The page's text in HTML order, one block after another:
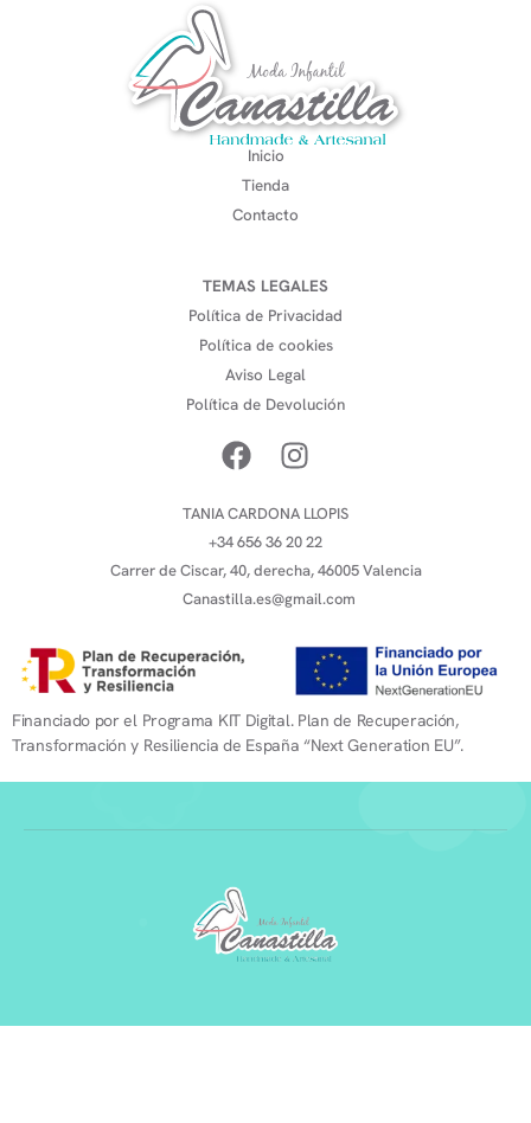
Inicio
Tienda
Contacto
TEMAS LEGALES
Política de Privacidad
Política de cookies
Aviso Legal
Política de Devolución
TANIA CARDONA LLOPIS
+34 656 36 20 22
Carrer de Ciscar, 40, derecha, 46005 Valencia
Canastilla.es@gmail.com
Financiado por el Programa KIT Digital. Plan de Recuperación,
Transformación y Resiliencia de España “Next Generation EU”.